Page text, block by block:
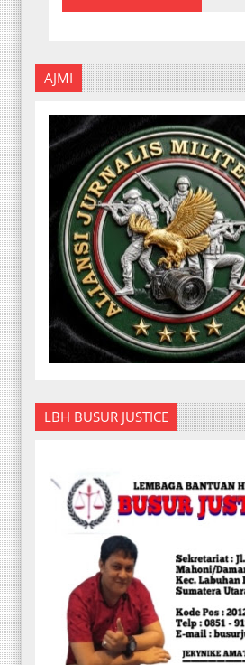
AJMI
LBH BUSUR JUSTICE